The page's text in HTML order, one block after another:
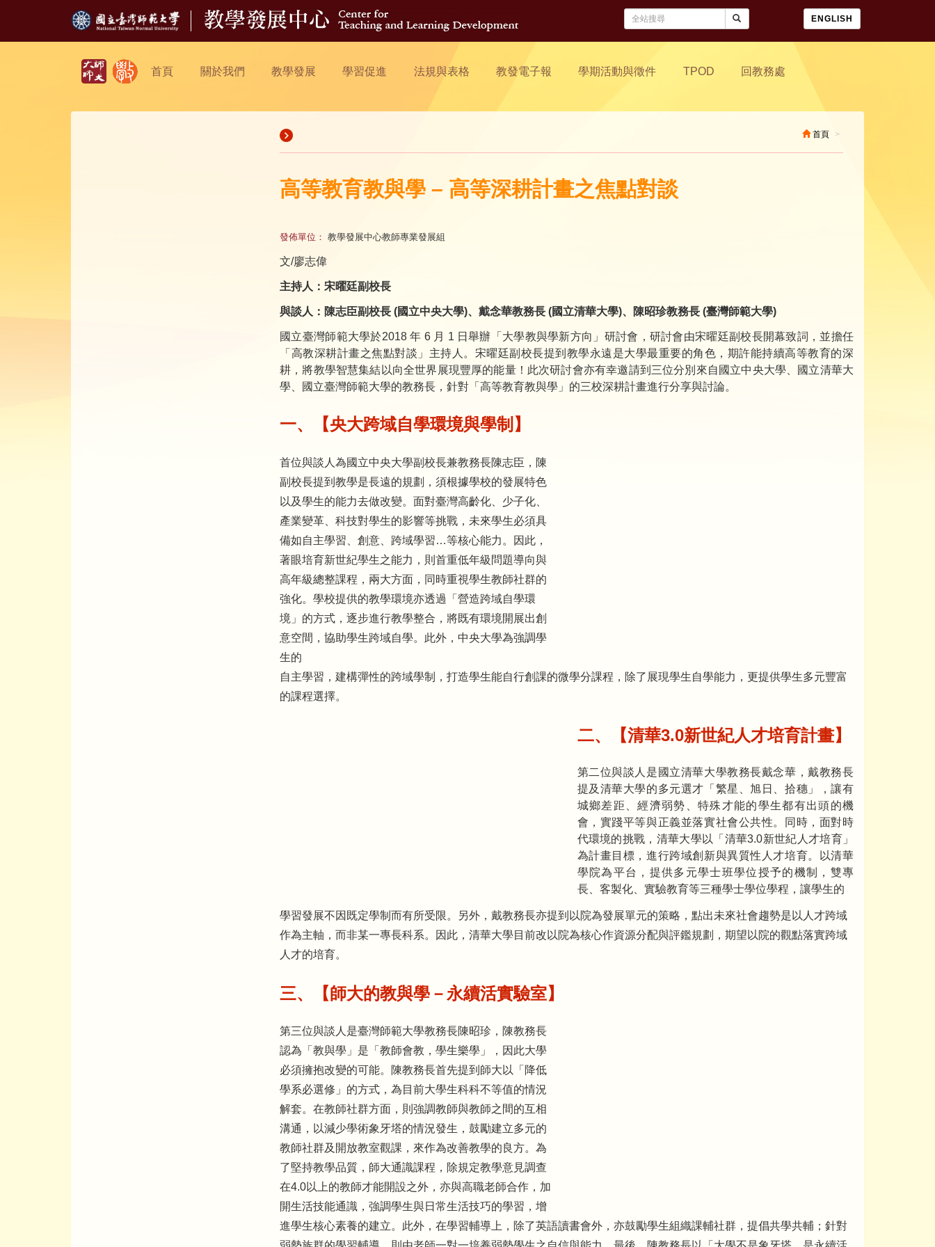
ENGLISH
首頁 關於我們 教學發展 學習促進 法規與表格 教發電子報 學期活動與徵件 TPOD 回教務處
首頁
高等教育教與學 – 高等深耕計畫之焦點對談
發佈單位： 教學發展中心教師專業發展組
文/廖志偉
主持人：宋曜廷副校長
與談人：陳志臣副校長 (國立中央大學)、戴念華教務長 (國立清華大學)、 陳昭珍教務長 (臺灣師範大學)
國立臺灣師範大學於2018 年 6 月 1 日舉辦「大學教與學新方向」研討會，研討會由宋曜廷副校長開幕致詞，並擔任
「高教深耕計畫之焦點對談」主持人。宋曜廷副校長提到教學永遠是大學最重要的角色，期許能持續高等教育的深
耕，將教學智慧集結以向全世界展現豐厚的能量！此次研討會亦有幸邀請到三位分別來自國立中央大學、國立清華大
學、國立臺灣師範大學的教務長，針對「高等教育教與學」的三校深耕計畫進行分享與討論。
一、【央大跨域自學環境與學制】
首位與談人為國立中央大學副校長兼教務長陳志臣，陳
副校長提到教學是長遠的規劃，須根據學校的發展特色
以及學生的能力去做改變。面對臺灣高齡化、少子化、
產業變革、科技對學生的影響等挑戰，未來學生必須具
備如自主學習、創意、跨域學習…等核心能力。因此，
著眼培育新世紀學生之能力，則首重低年級問題導向與
高年級總整課程，兩大方面，同時重視學生教師社群的
強化。學校提供的教學環境亦透過「營造跨域自學環
境」的方式，逐步進行教學整合，將既有環境開展出創
意空間，協助學生跨域自學。此外，中央大學為強調學
生的
自主學習，建構彈性的跨域學制，打造學生能自行創課的微學分課程，除了展現學生自學能力，更提供學生多元豐富
的課程選擇。
二、【清華3.0新世紀人才培育計畫】
第二位與談人是國立清華大學教務長戴念華，戴教務長
提及清華大學的多元選才「繁星、旭日、拾穗」，讓有
城鄉差距、經濟弱勢、特殊才能的學生都有出頭的機
會，實踐平等與正義並落實社會公共性。同時，面對時
代環境的挑戰，清華大學以「清華3.0新世紀人才培育」
為計畫目標，進行跨域創新與異質性人才培育。以清華
學院為平台，提供多元學士班學位授予的機制，雙專
長、客製化、實驗教育等三種學士學位學程，讓學生的
學習發展不因既定學制而有所受限。另外，戴教務長亦提到以院為發展單元的策略，點出未來社會趨勢是以人才跨域
作為主軸，而非某一專長科系。因此，清華大學目前改以院為核心作資源分配與評鑑規劃，期望以院的觀點落實跨域
人才的培育。
三、【師大的教與學－ 永續活實驗室】
第三位與談人是臺灣師範大學教務長陳昭珍，陳教務長
認為「教與學」是「教師會教，學生樂學」，因此大學
必須擁抱改變的可能。陳教務長首先提到師大以「降低
學系必選修」的方式，為目前大學生科科不等值的情況
解套。在教師社群方面，則強調教師與教師之間的互相
溝通，以減少學術象牙塔的情況發生，鼓勵建立多元的
教師社群及開放教室觀課，來作為改善教學的良方。為
了堅持教學品質，師大通識課程，除規定教學意見調查
在4.0以上的教師才能開設之外，亦與高職老師合作，加
開生活技能通識，強調學生與日常生活技巧的學習，增
進學生核心素養的建立。此外，在學習輔導上，除了英語讀書會外，亦鼓勵學生組織課輔社群，提倡共學共輔；針對